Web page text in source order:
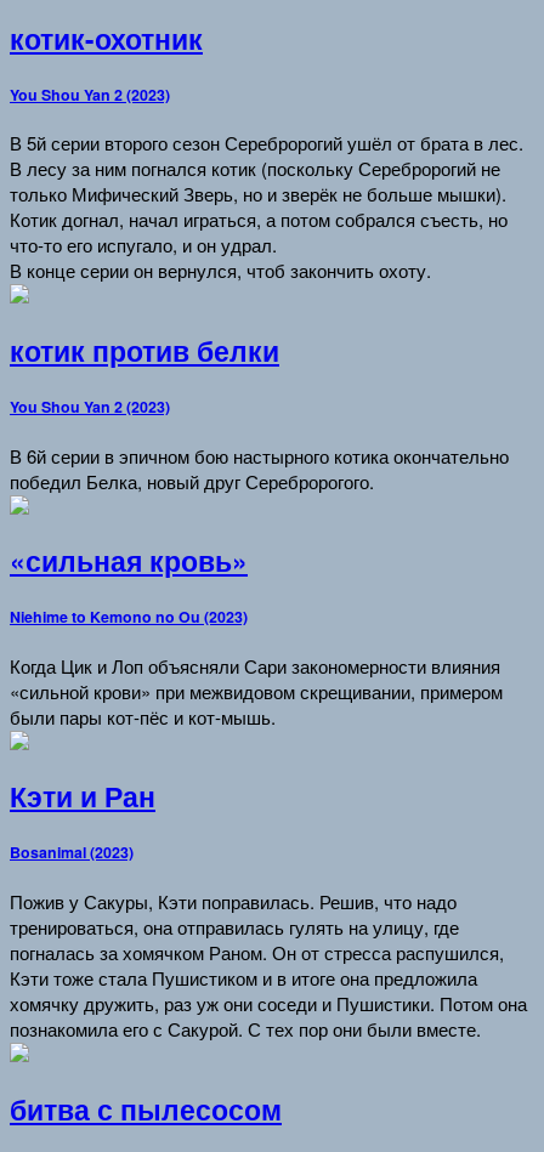
котик-охотник
You Shou Yan 2 (2023)
В 5й серии второго сезон Серебророгий ушёл от брата в лес.
В лесу за ним погнался котик (поскольку Серебророгий не
только Мифический Зверь, но и зверёк не больше мышки).
Котик догнал, начал играться, а потом собрался съесть, но
что-то его испугало, и он удрал.
В конце серии он вернулся, чтоб закончить охоту.
котик против белки
You Shou Yan 2 (2023)
В 6й серии в эпичном бою настырного котика окончательно
победил Белка, новый друг Серебророгого.
«сильная кровь»
Niehime to Kemono no Ou (2023)
Когда Цик и Лоп объясняли Сари закономерности влияния
«сильной крови» при межвидовом скрещивании, примером
были пары кот-пёс и кот-мышь.
Кэти и Ран
Bosanimal (2023)
Пожив у Сакуры, Кэти поправилась. Решив, что надо
тренироваться, она отправилась гулять на улицу, где
погналась за хомячком Раном. Он от стресса распушился,
Кэти тоже стала Пушистиком и в итоге она предложила
хомячку дружить, раз уж они соседи и Пушистики. Потом она
познакомила его с Сакурой. С тех пор они были вместе.
битва с пылесосом